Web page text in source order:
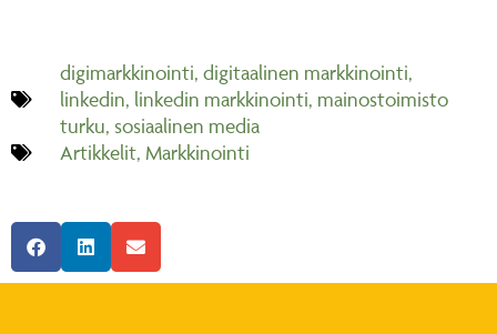
digimarkkinointi, digitaalinen markkinointi,
linkedin, linkedin markkinointi, mainostoimisto
turku, sosiaalinen media
Artikkelit, Markkinointi